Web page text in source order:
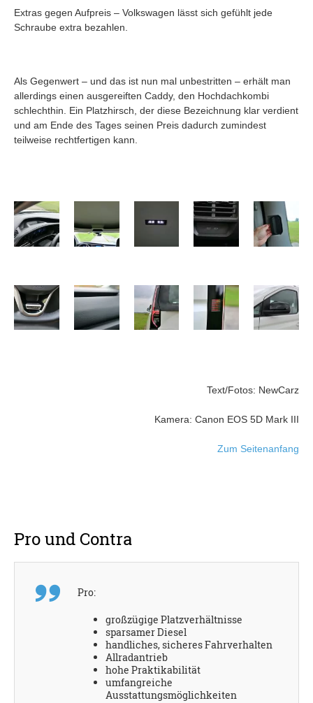
Extras gegen Aufpreis – Volkswagen lässt sich gefühlt jede
Schraube extra bezahlen.
Als Gegenwert – und das ist nun mal unbestritten – erhält man
allerdings einen ausgereiften Caddy, den Hochdachkombi
schlechthin. Ein Platzhirsch, der diese Bezeichnung klar verdient
und am Ende des Tages seinen Preis dadurch zumindest
teilweise rechtfertigen kann.
Text/Fotos: NewCarz
Kamera: Canon EOS 5D Mark III
Zum Seitenanfang
Pro und Contra
Pro:
großzügige Platzverhältnisse
sparsamer Diesel
handliches, sicheres Fahrverhalten
Allradantrieb
hohe Praktikabilität
umfangreiche
Ausstattungsmöglichkeiten